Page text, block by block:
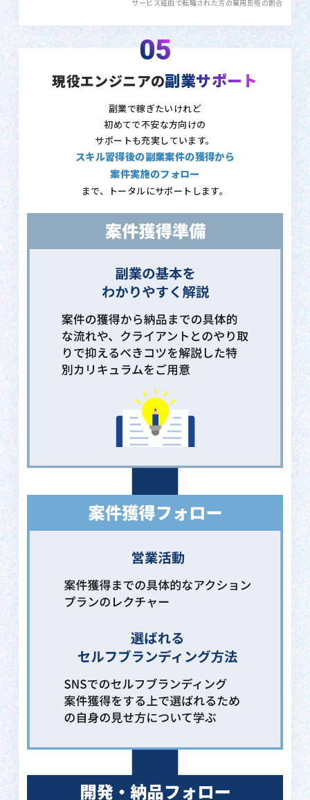
サービス経由で転職された方の雇用形態の割合
05
現役エンジニアの副業サポート
副業で稼ぎたいけれど
初めてで不安な方向けの
サポートも充実しています。
スキル習得後の副業案件の獲得から
案件実施のフォロー
まで、トータルにサポートします。